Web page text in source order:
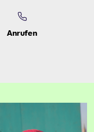
Anrufen